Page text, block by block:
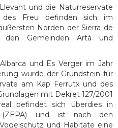
und die Naturreservate
Freu befinden sich im
Norden der Sierra de
Gemeinden Artà und
und Es Verger im Jahr
wurde der Grundstein für
am Kap Ferrutx und des
mit Dekret 127/2001
befindet sich überdies in
(ZEPA) und ist nach den
und Habitate eine